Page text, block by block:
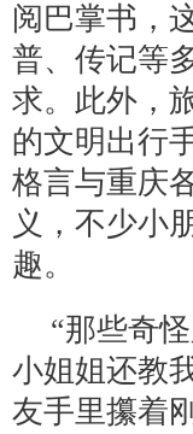
阅巴掌书，
普、传记等
求。此外，
的文明出行
格言与重庆
义，不少小
趣。
“那些奇
小姐姐还教
友手里攥着